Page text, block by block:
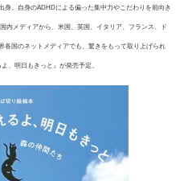
身。自身のADHDによる偏った集中力やこだわりを前向き
内メディアから、米国、英国、イタリア、フランス、ド
各国のネットメディアでも、驚きをもって取り上げられ
、明日もきっと』が発売予定。